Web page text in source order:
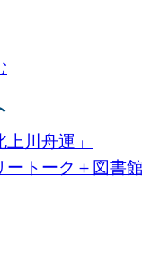
川舟運」
ートーク＋図書